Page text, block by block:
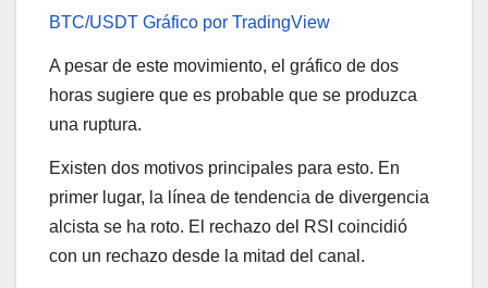
BTC/USDT Gráfico por TradingView
A pesar de este movimiento, el gráfico de dos
horas sugiere que es probable que se produzca
una ruptura.
Existen dos motivos principales para esto. En
primer lugar, la línea de tendencia de divergencia
alcista se ha roto. El rechazo del RSI coincidió
con un rechazo desde la mitad del canal.